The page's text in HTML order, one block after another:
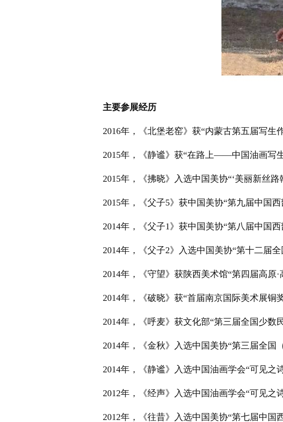
主要参展经历
2016年，《北堡老窑》获“内蒙古第五届写生
2015年，《静谧》获“在路上——中国油画写
2015年，《拂晓》入选中国美协“‘美丽新丝路
2015年，《父子5》获中国美协“第九届中国
2014年，《父子1》获中国美协“第八届中国
2014年，《父子2》入选中国美协“第十二届
2014年，《守望》获陕西美术馆“第四届高原
2014年，《破晓》获“首届南京国际美术展铜奖
2014年，《呼麦》获文化部“第三届全国少数
2014年，《金秋》入选中国美协“第三届全国
2014年，《静谧》入选中国油画学会“可见
2012年，《经声》入选中国油画学会“可见
2012年，《往昔》入选中国美协“第七届中国